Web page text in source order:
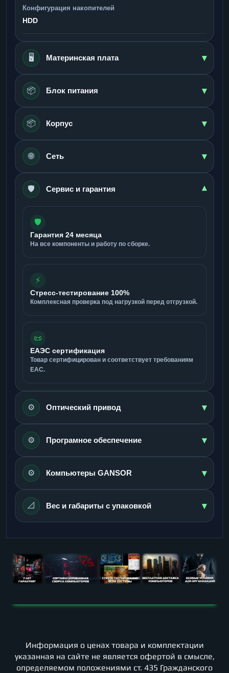
Конфигурация накопителей
HDD
🖥️ Материнская плата ▾
📦 Блок питания ▾
📦 Корпус ▾
🌐 Сеть ▾
🛡️ Сервис и гарантия ▾
🛡️
Гарантия 24 месяца
На все компоненты и работу по сборке.
⚡
Стресс-тестирование 100%
Комплексная проверка под нагрузкой перед отгрузкой.
📜
ЕАЭС сертификация
Товар сертифицирован и соответствует требованиям
ЕАС.
⚙️ Оптический привод ▾
⚙️ Програмное обеспечение ▾
⚙️ Компьютеры GANSOR ▾
📐 Вес и габариты с упаковкой ▾
Информация о ценах товара и комплектации
указанная на сайте не является офертой в смысле,
определяемом положениями ст. 435 Гражданского